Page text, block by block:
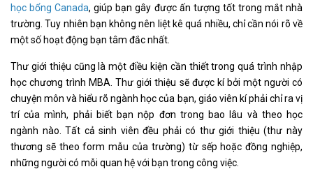
học bổng Canada, giúp bạn gây được ấn tượng tốt trong mắt nhà
trường. Tuy nhiên bạn không nên liệt kê quá nhiều, chỉ cần nói rõ về
một số hoạt động bạn tâm đắc nhất.
Thư giới thiệu cũng là một điều kiện cần thiết trong quá trình nhập
học chương trình MBA. Thư giới thiệu sẽ được kí bởi một người có
chuyện môn và hiểu rõ ngành học của bạn, giáo viên kí phải chỉ ra vị
trí của mình, phải biết bạn nộp đơn trong bao lâu và theo học
ngành nào. Tất cả sinh viên đều phải có thư giới thiệu (thư này
thương sẽ theo form mẫu của trường) từ sếp hoặc đồng nghiệp,
những người có mỗi quan hệ với bạn trong công việc.